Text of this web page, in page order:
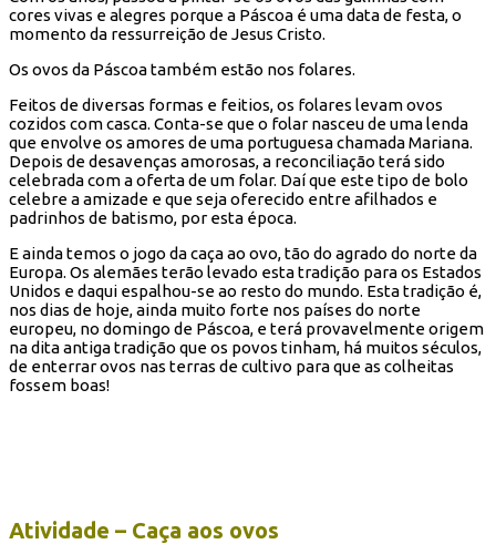
cores vivas e alegres porque a Páscoa é uma data de festa, o
momento da ressurreição de Jesus Cristo.
Os ovos da Páscoa também estão nos folares.
Feitos de diversas formas e feitios, os folares levam ovos
cozidos com casca. Conta-se que o folar nasceu de uma lenda
que envolve os amores de uma portuguesa chamada Mariana.
Depois de desavenças amorosas, a reconciliação terá sido
celebrada com a oferta de um folar. Daí que este tipo de bolo
celebre a amizade e que seja oferecido entre afilhados e
padrinhos de batismo, por esta época.
E ainda temos o jogo da caça ao ovo, tão do agrado do norte da
Europa. Os alemães terão levado esta tradição para os Estados
Unidos e daqui espalhou-se ao resto do mundo. Esta tradição é,
nos dias de hoje, ainda muito forte nos países do norte
europeu, no domingo de Páscoa, e terá provavelmente origem
na dita antiga tradição que os povos tinham, há muitos séculos,
de enterrar ovos nas terras de cultivo para que as colheitas
fossem boas!
Atividade – Caça aos ovos